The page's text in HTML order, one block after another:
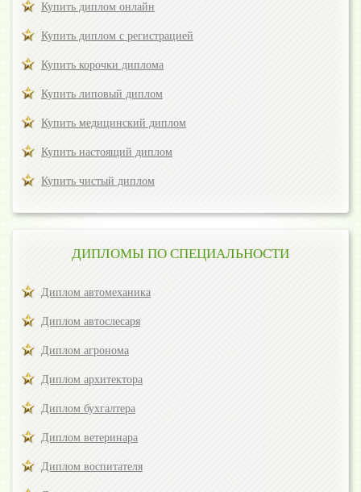
Купить диплом онлайн
Купить диплом с регистрацией
Купить корочки диплома
Купить липовый диплом
Купить медицинский диплом
Купить настоящий диплом
Купить чистый диплом
ДИПЛОМЫ ПО СПЕЦИАЛЬНОСТИ
Диплом автомеханика
Диплом автослесаря
Диплом агронома
Диплом архитектора
Диплом бухгалтера
Диплом ветеринара
Диплом воспитателя